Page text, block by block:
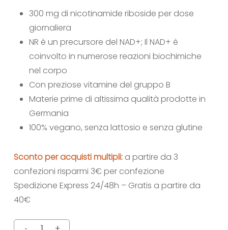
300 mg di nicotinamide riboside per dose
giornaliera
NR è un precursore del NAD+; Il NAD+ è
coinvolto in numerose reazioni biochimiche
nel corpo
Con preziose vitamine del gruppo B
Materie prime di altissima qualità prodotte in
Germania
100% vegano, senza lattosio e senza glutine
Sconto per acquisti multipli: a partire da 3
confezioni risparmi 3€ per confezione
Spedizione Express 24/48h – Gratis a partire da
40€